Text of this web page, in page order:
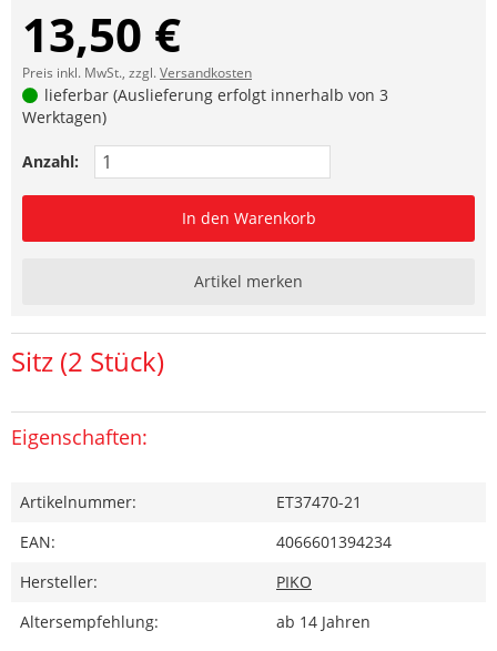
13,50 €
Preis inkl. MwSt., zzgl.Versandkosten
lieferbar (Auslieferung erfolgt innerhalb von 3
Werktagen)
Anzahl:
In den Warenkorb
Artikel merken
Sitz (2 Stück)
Eigenschaften:
Artikelnummer:
ET37470-21
EAN:
4066601394234
Hersteller:
PIKO
Altersempfehlung:
ab 14 Jahren